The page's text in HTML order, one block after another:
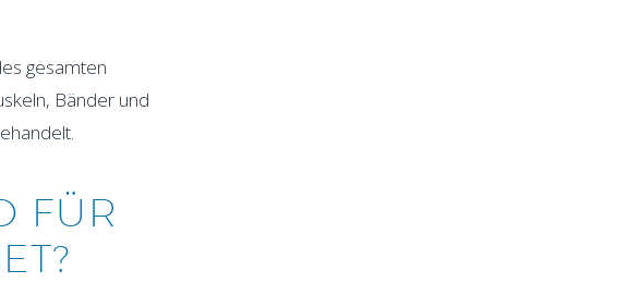
gesamten
Bänder und
FÜR